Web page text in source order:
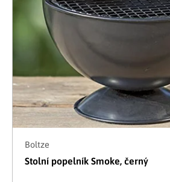
Boltze
Stolní popelník Smoke, černý